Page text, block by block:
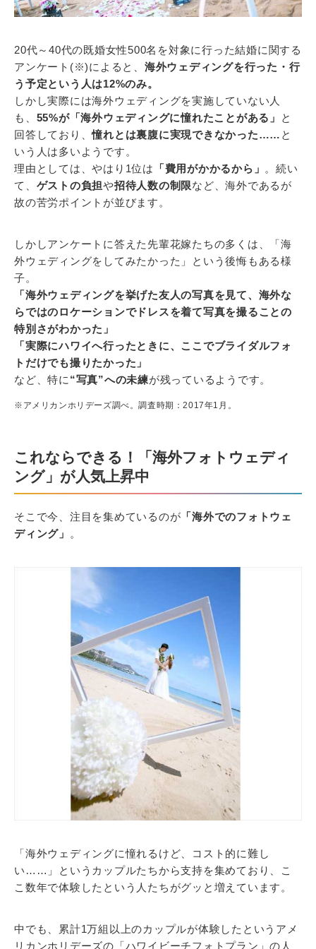
20代～40代の既婚女性500名を対象に行った結婚に関する
アンケート(※)によると、 海外ウェディングを行った・行
う予定という人は12%のみ。
しかし実際には海外ウェディングを実施していない人
も、 55%が「海外ウェディングに憧れたことがある」
と
回答しており、憧れとは裏腹に実現できなかった…… と
いう人は多いようです。
理由としては、やはり1位は
「費用がかかるから」 。続い
て、 ゲストの負担や招待人数の制限など、海外であるが
故の苦労ポイントが並びます。
しかしアンケートに答えた先輩花嫁たちの多くは、「海
外ウェディングをしてみたかった」という後悔もある様
子。
「海外ウェディングを挙げた友人の写真を見て、海外な
らではのロケーションでドレスを着て写真を撮ることの
特別さがわかった」
「実際にハワイへ行ったときに、ここでブライダルフォ
トだけでも撮りたかった」
など、特に “写真”への未練が残っているようです。
※アメリカンホリデーズ調べ。調査時期：2017年1月。
これならできる！「海外フォトウェディ
ング」が人気上昇中
そこで今、注目を集めているのが 「海外でのフォトウェ
ディング」
。
「海外ウェディングに憧れるけど、コスト的に難し
い……」というカップルたちから支持を集めており、こ
こ数年で体験したという人たちがグッと増えています。
中でも、累計1万組以上のカップルが体験したというアメ
リカンホリデーズの「ハワイビーチフォトプラン」の人